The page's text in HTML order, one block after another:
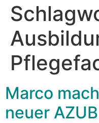
Marco
neuer